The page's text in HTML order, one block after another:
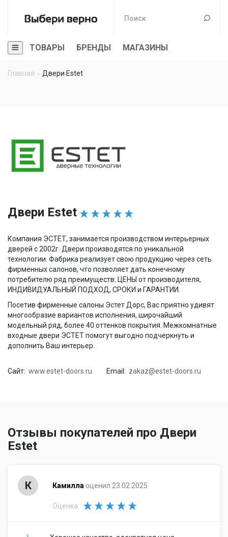
ТОВАРЫ БРЕНДЫ МАГАЗИНЫ
Главная Двери Estet
Двери Estet
Компания ЭСТЕТ, занимается производством интерьерных
дверей с 2002г. Двери производятся по уникальной
технологии. Фабрика реализует свою продукцию через сеть
фирменных салонов, что позволяет дать конечному
потребителю ряд преимуществ: ЦЕНЫ от производителя,
ИНДИВИДУАЛЬНЫЙ ПОДХОД, СРОКИ и ГАРАНТИИ.
Посетив фирменные салоны Эстет Дорс, Вас приятно удивят
многообразие вариантов исполнения, широчайший
модельный ряд, более 40 оттенков покрытия. Межкомнатные
входные двери ЭСТЕТ помогут выгодно подчеркнуть и
дополнить Ваш интерьер.
Сайт: www.estet-doors.ru Email: zakaz@estet-doors.ru
Отзывы покупателей про Двери
Estet
К Камилла оценил 23.02.2025
Оценка: